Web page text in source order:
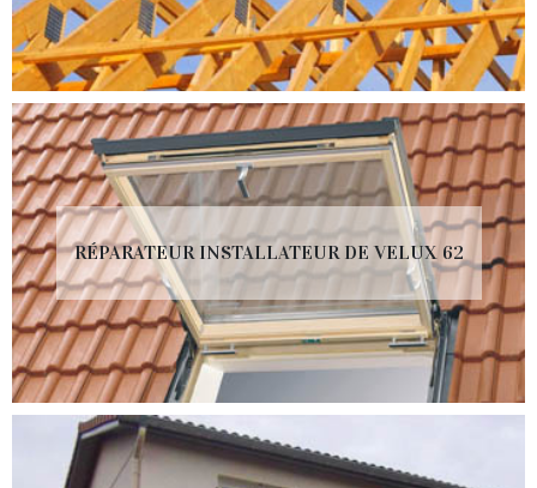
RÉPARATEUR INSTALLATEUR DE VELUX 62